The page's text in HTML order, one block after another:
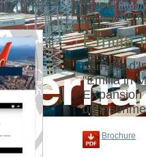
WebSite: http://
Emilia
La Rete
"Emilia in
EXpansion
un
Brochure